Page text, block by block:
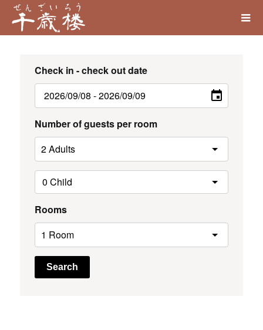
Check in - check out date
Number of guests per room
Rooms
Search